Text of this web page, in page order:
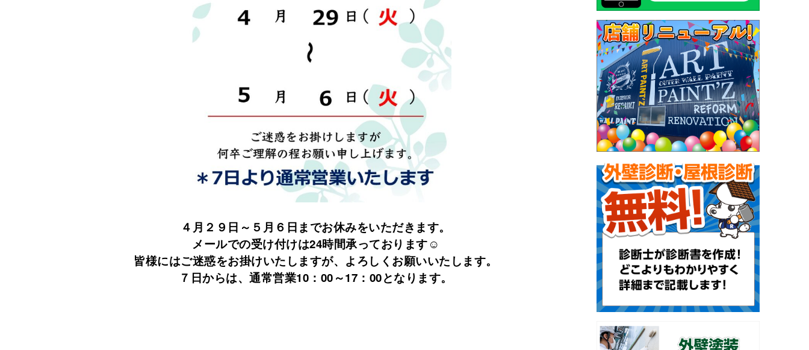
４月２９日～５月６日までお休みをいただきます。
メールでの受け付けは24時間承っております☺️
皆様にはご迷惑をお掛けいたしますが、よろしくお願いいたします。
７日からは、通常営業10：00～17：00となります。